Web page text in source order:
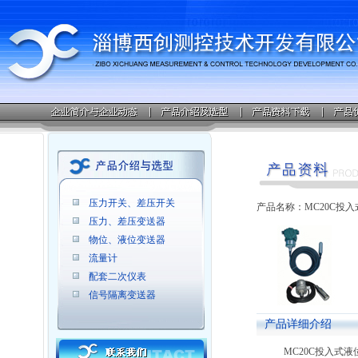
压力开关、差压开关
压力、差压变送器
物位、液位变送器
流量计
配套二次仪表
信号隔离变送器
产品名称：MC20C投
产品详细介绍
MC20C投入式液